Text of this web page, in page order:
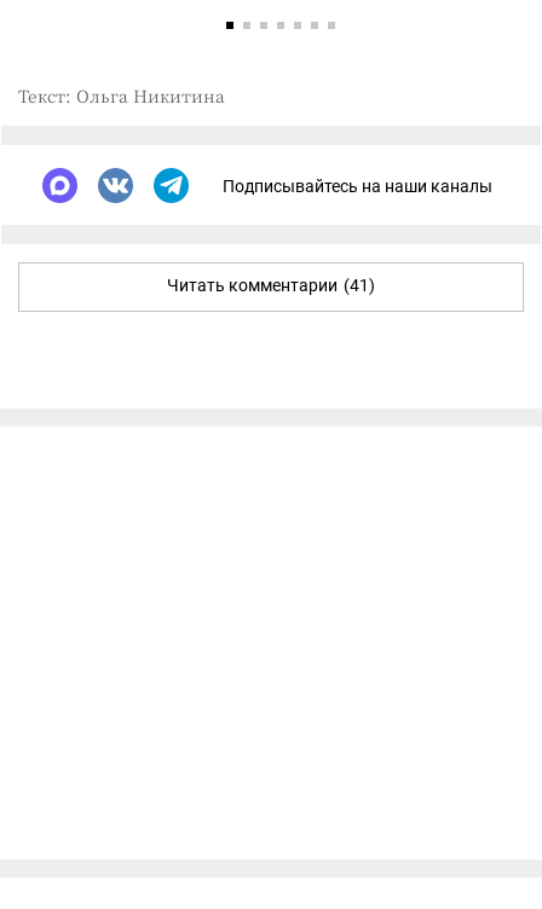
Текст: Ольга Никитина
Подписывайтесь на наши каналы
Читать комментарии (41)